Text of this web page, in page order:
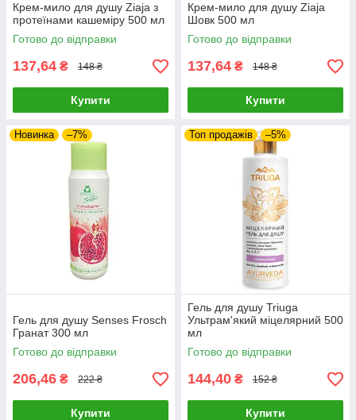
Крем-мило для душу Ziaja з
протеїнами кашеміру 500 мл
Готово до відправки
137,64 ₴ 148 ₴
Купити
Крем-мило для душу Ziaja
Шовк 500 мл
Готово до відправки
137,64 ₴ 148 ₴
Купити
Новинка –7%
Гель для душу Senses Frosch
Гранат 300 мл
Готово до відправки
206,46 ₴ 222 ₴
Купити
Топ продажів –5%
Гель для душу Triuga
Ультрам'який міцелярний 500
мл
Готово до відправки
144,40 ₴ 152 ₴
Купити